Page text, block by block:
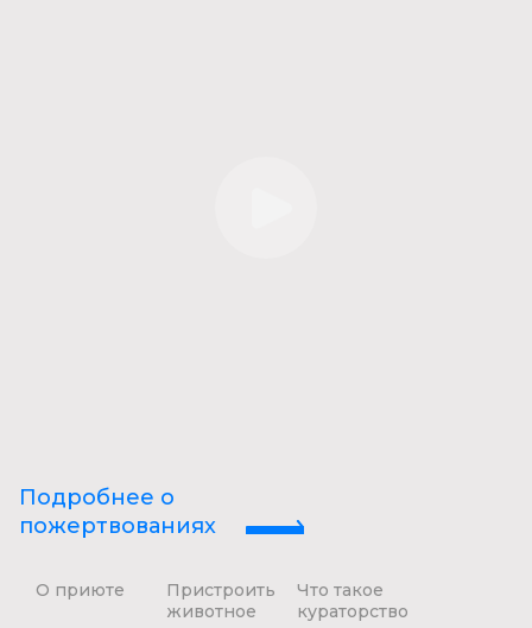
Подробнее о
пожертвованиях
О приюте
Пристроить
животное
Что такое
кураторство